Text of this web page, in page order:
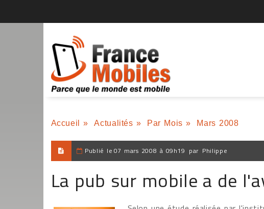
Accueil » Actualités » Par Mois » Mars 2008
Publié le 07 mars 2008 à 09h19 par Philippe
La pub sur mobile a de